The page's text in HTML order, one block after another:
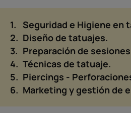
Seguridad e Higiene en
Diseño de tatuajes.
Preparación de
Técnicas de tatuaje.
Piercings -
Marketing y gestión de